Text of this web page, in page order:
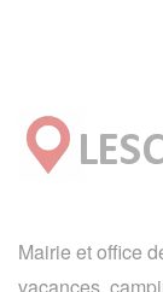
Mairie et office
vacances,